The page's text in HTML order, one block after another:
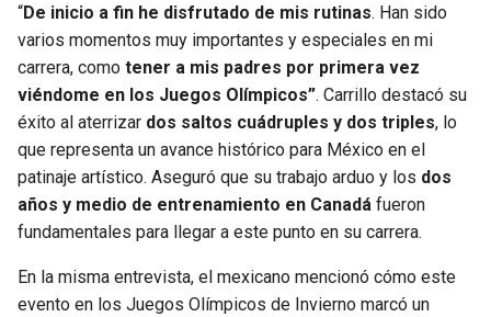
“De inicio a fin he disfrutado de mis rutinas. Han sido
varios momentos muy importantes y especiales en mi
carrera, como tener a mis padres por primera vez
viéndome en los Juegos Olímpicos”. Carrillo destacó su
éxito al aterrizar dos saltos cuádruples y dos triples, lo
que representa un avance histórico para México en el
patinaje artístico. Aseguró que su trabajo arduo y los dos
años y medio de entrenamiento en Canadá fueron
fundamentales para llegar a este punto en su carrera.
En la misma entrevista, el mexicano mencionó cómo este
evento en los Juegos Olímpicos de Invierno marcó un